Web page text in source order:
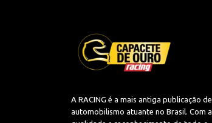
A RACING é a mais antiga publicação de
automobilismo atuante no Brasil. Com a